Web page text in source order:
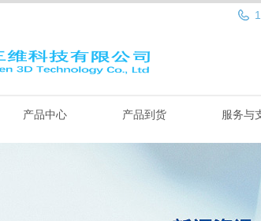
产品中心 产品到货 服务与